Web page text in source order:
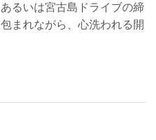
るいは宮古島ドライブの締
まれながら、心洗われる開